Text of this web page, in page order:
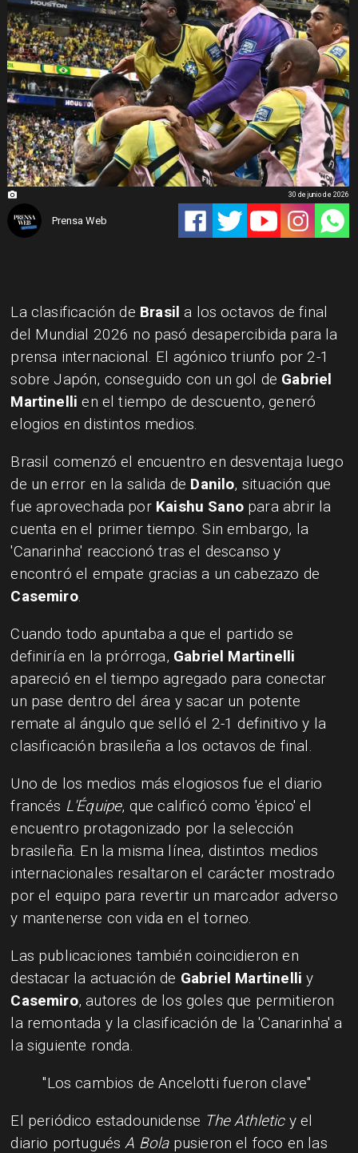
Prensa Web
30 de junio de 2026
La clasificación de Brasil a los octavos de final
del Mundial 2026 no pasó desapercibida para la
prensa internacional. El agónico triunfo por 2-1
sobre Japón, conseguido con un gol de Gabriel
Martinelli en el tiempo de descuento, generó
elogios en distintos medios.
Brasil comenzó el encuentro en desventaja luego
de un error en la salida de Danilo, situación que
fue aprovechada por Kaishu Sanopara abrir la
cuenta en el primer tiempo. Sin embargo, la
'Canarinha' reaccionó tras el descanso y
encontró el empate gracias a un cabezazo de
Casemiro.
Cuando todo apuntaba a que el partido se
definiría en la prórroga, Gabriel Martinelli
apareció en el tiempo agregado para conectar
un pase dentro del área y sacar un potente
remate al ángulo que selló el 2-1 definitivo y la
clasificación brasileña a los octavos de final.
Uno de los medios más elogiosos fue el diario
francés L'Équipe, que calificó como 'épico' el
encuentro protagonizado por la selección
brasileña. En la misma línea, distintos medios
internacionales resaltaron el carácter mostrado
por el equipo para revertir un marcador adverso
y mantenerse con vida en el torneo.
Las publicaciones también coincidieron en
destacar la actuación de Gabriel Martinelli y
Casemiro, autores de los goles que permitieron
la remontada y la clasificación de la 'Canarinha' a
la siguiente ronda.
"Los cambios de Ancelotti fueron clave"
El periódico estadounidense The Athleticy el
diario portugués A Bolapusieron el foco en las